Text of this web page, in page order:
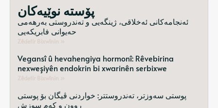
پۆستە نوێیەکان
ئەنجامەکانی ئەخلاقی، ژینگەیی و تەندروستی بەرهەمی
حەیوانی فابریکەیی
Vegansî û hevahengiya hormonî: Rêvebirina
nexweşiyên endokrin bi xwarinên serbixwe
پوستی سەوزتر، تەندروستتر: خواردنی ڤیگان بۆ پوستی
ڕوون و کەم سوزش